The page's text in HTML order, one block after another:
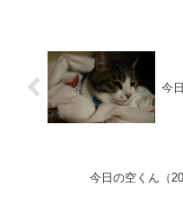
今
今日の空くん（